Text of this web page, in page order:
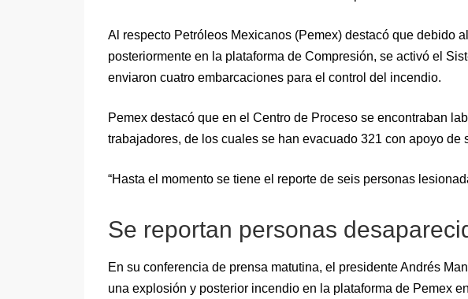
Al respecto Petróleos Mexicanos (Pemex) destacó que debido
posteriormente en la plataforma de Compresión, se activó el
enviaron cuatro embarcaciones para el control del incendio.
Pemex destacó que en el Centro de Proceso se encontraban
trabajadores, de los cuales se han evacuado 321 con apoyo de
“Hasta el momento se tiene el reporte de seis personas
Se reportan personas
En su conferencia de prensa matutina, el presidente Andrés
una explosión y posterior incendio en la plataforma de Pemex